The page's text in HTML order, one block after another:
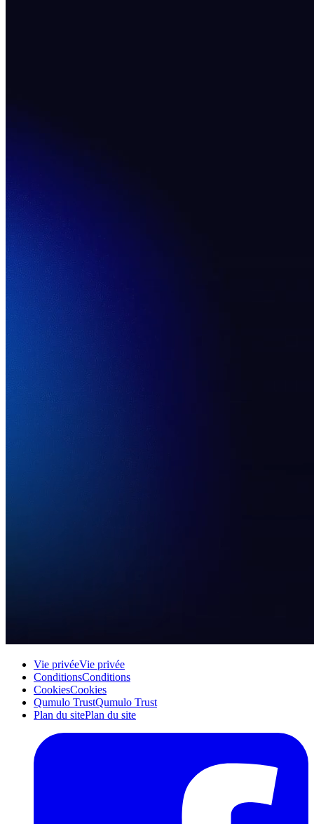
Vie privéeVie privée
ConditionsConditions
CookiesCookies
Qumulo TrustQumulo Trust
Plan du sitePlan du site